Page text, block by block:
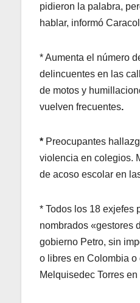
pidieron la palabra,
hablar, informó
* Aumenta el número
delincuentes en las
de motos y
vuelven frecuentes.
* Preocupantes
violencia en colegios.
de acoso escolar en
* Todos los 18 exjefes
nombrados «gestores
gobierno Petro, sin
o libres en Colombia
Melquisedec Torres